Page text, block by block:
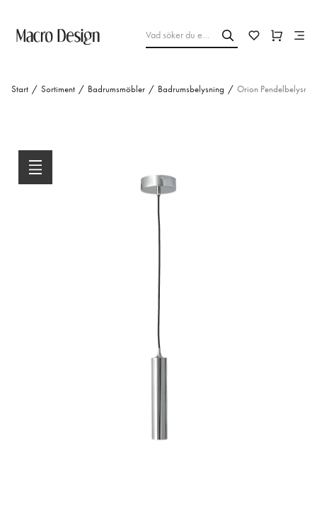
Start / Sortiment / Badrumsmöbler / Badrumsbelysning / Orion